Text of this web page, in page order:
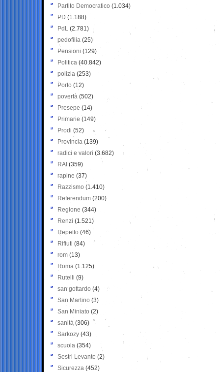
Partito Democratico (1.034)
PD (1.188)
PdL (2.781)
pedofilia (25)
Pensioni (129)
Politica (40.842)
polizia (253)
Porto (12)
povertà (502)
Presepe (14)
Primarie (149)
Prodi (52)
Provincia (139)
radici e valori (3.682)
RAI (359)
rapine (37)
Razzismo (1.410)
Referendum (200)
Regione (344)
Renzi (1.521)
Repetto (46)
Rifiuti (84)
rom (13)
Roma (1.125)
Rutelli (9)
san gottardo (4)
San Martino (3)
San Miniato (2)
sanità (306)
Sarkozy (43)
scuola (354)
Sestri Levante (2)
Sicurezza (452)